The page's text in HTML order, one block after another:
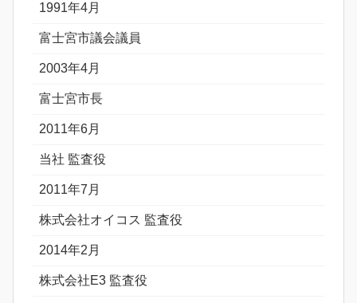
1991年4月
富士宮市議会議員
2003年4月
富士宮市長
2011年6月
当社 監査役
2011年7月
株式会社オイコス 監査役
2014年2月
株式会社E3 監査役